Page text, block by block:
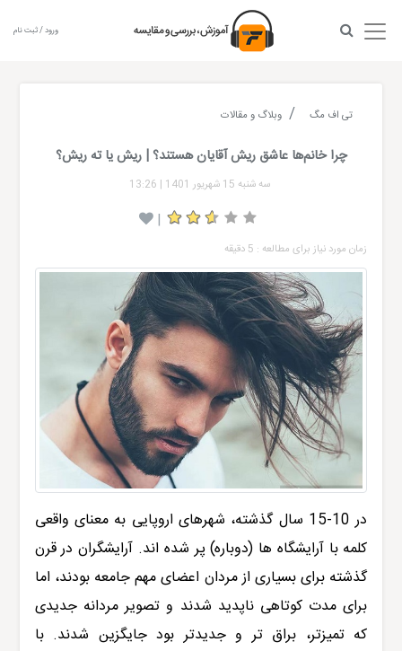
ورود / ثبت نام
تی اف مگ وبلاگ و مقالات
چرا خانم‌ها عاشق ریش آقایان هستند؟ | ریش یا ته ریش؟
سه شنبه 15 شهریور 1401 |
13:26
|
زمان مورد نیاز برای مطالعه : 5 دقیقه
در 10-15 سال گذشته، شهرهای اروپایی به معنای واقعی
کلمه با آرایشگاه ها (دوباره) پر شده اند. آرایشگران در قرن
گذشته برای بسیاری از مردان اعضای مهم جامعه بودند، اما
برای مدت کوتاهی ناپدید شدند و تصویر مردانه جدیدی
که تمیزتر، براق تر و جدیدتر بود جایگزین شدند. با